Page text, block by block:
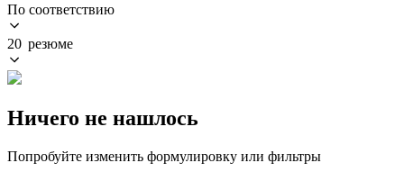
По соответствию
20 резюме
Ничего не нашлось
Попробуйте изменить формулировку или фильтры